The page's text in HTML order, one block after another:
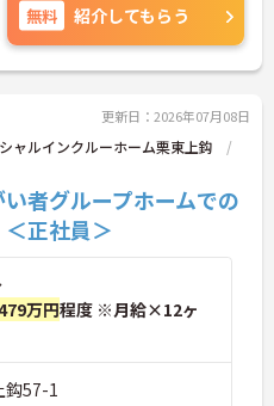
て中の方も多数
イルに合わせた柔
。20代から60代ま
ており、風通しの
。資格を活かし、
ながら長期的にキ
す。 ご興味のある
気軽にお問い合
無料 紹介してもらう
更新日：2026年07月08日
ャルインクルーホーム栗東上鈎
い者グループホームでの
正社員＞
万円程度 ※月給×12ヶ
鈎57-1